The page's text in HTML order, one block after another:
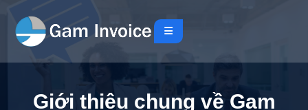
Giới thiệu chung về Gam